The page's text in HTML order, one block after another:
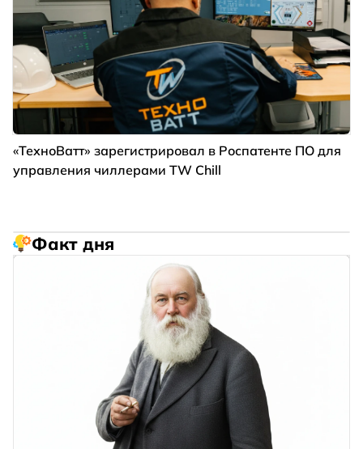
«ТехноВатт» зарегистрировал в Роспатенте ПО для
управления чиллерами TW Chill
Факт дня